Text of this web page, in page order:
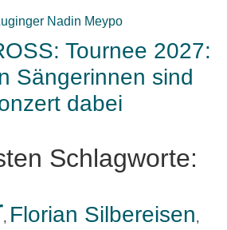
Tournee 2027:
Sängerinnen sind
dabei
Schlagworte:
, Florian Silbereisen,